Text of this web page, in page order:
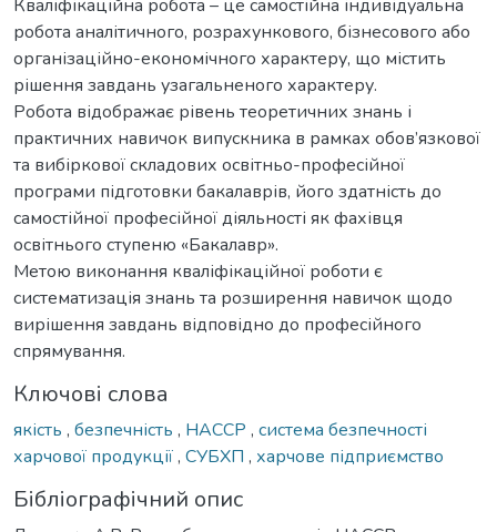
Кваліфікаційна робота – це самостійна індивідуальна
робота аналітичного, розрахункового, бізнесового або
організаційно-економічного характеру, що містить
рішення завдань узагальненого характеру.
Робота відображає рівень теоретичних знань і
практичних навичок випускника в рамках обов’язкової
та вибіркової складових освітньо-професійної
програми підготовки бакалаврів, його здатність до
самостійної професійної діяльності як фахівця
освітнього ступеню «Бакалавр».
Метою виконання кваліфікаційної роботи є
систематизація знань та розширення навичок щодо
вирішення завдань відповідно до професійного
спрямування.
Ключові слова
якість , безпечність , НАССР , система безпечності
харчової продукції, СУБХП , харчове підприємство
Бібліографічний опис